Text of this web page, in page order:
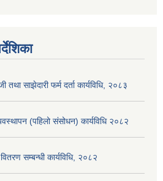
तथा साझेदारी फर्म दर्ता कार्यविधि, २०८३
(पहिलो संसोधन) कार्यविधि २०८२
सम्बन्धी कार्यविधि, २०८२